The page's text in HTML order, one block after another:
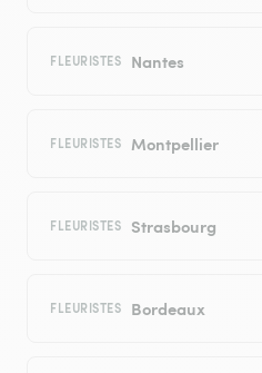
FLEURISTES Nantes
FLEURISTES Montpellier
FLEURISTES Strasbourg
FLEURISTES Bordeaux